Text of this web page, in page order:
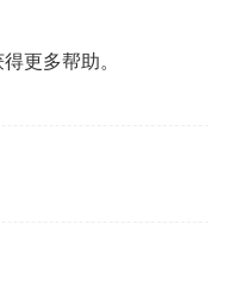
更多帮助。